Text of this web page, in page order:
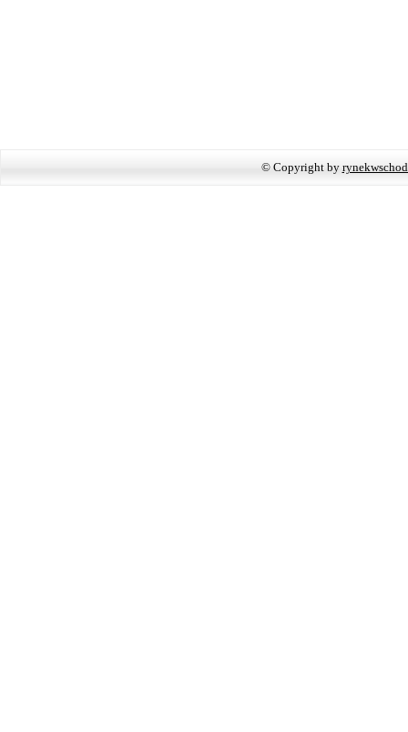
© Copyright by